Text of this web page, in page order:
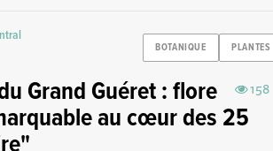
BOTANIQUE PLANTES
158
Grand Guéret : flore
au cœur des 25